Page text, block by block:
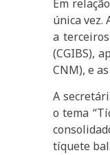
Em
única vez.
a
(CGIBS),
CNM), e
A
o tema
tíquete